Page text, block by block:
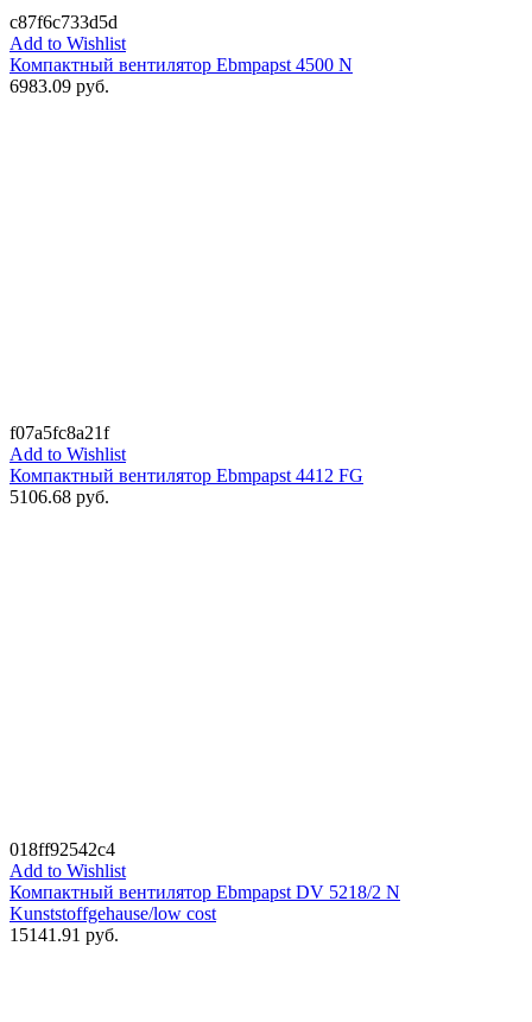
c87f6c733d5d
Add to Wishlist
Компактный вентилятор Ebmpapst 4500 N
6983.09 руб.
f07a5fc8a21f
Add to Wishlist
Компактный вентилятор Ebmpapst 4412 FG
5106.68 руб.
018ff92542c4
Add to Wishlist
Компактный вентилятор Ebmpapst DV 5218/2 N
Kunststoffgehause/low cost
15141.91 руб.